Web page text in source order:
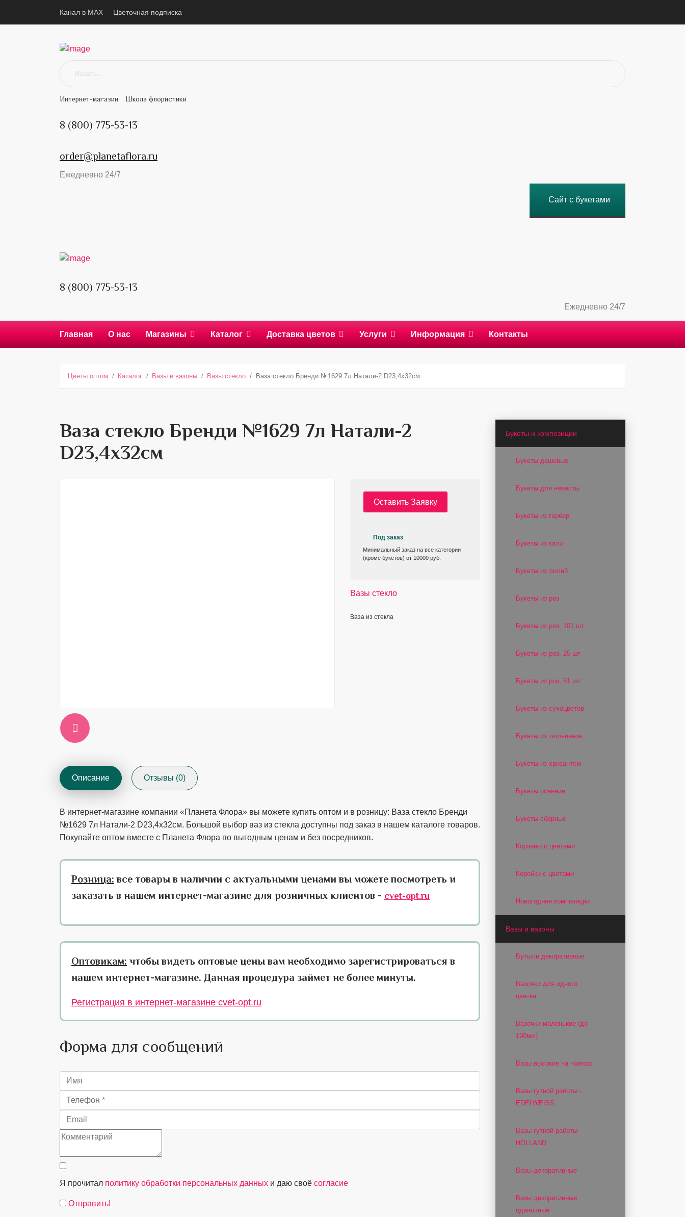
Канал в MAX Цветочная подписка
Интернет-магазин Школа флористики
8 (800) 775-53-13
order@planetaflora.ru
Ежедневно 24/7
Сайт с букетами
8 (800) 775-53-13
Ежедневно 24/7
Главная О нас Магазины Каталог Доставка цветов Услуги Информация Контакты
Цветы оптом Каталог Вазы и вазоны Вазы стекло Ваза стекло Бренди №1629 7л Натали-2 D23,4x32см
Ваза стекло Бренди №1629 7л Натали-2
D23,4x32см
Оставить Заявку
Под заказ
Минимальный заказ на все категории
(кроме букетов) от 10000 руб.
Вазы стекло
Ваза из стекла
Описание Отзывы (0)
В интернет-магазине компании «Планета Флора» вы можете купить оптом и в розницу: Ваза стекло Бренди
№1629 7л Натали-2 D23,4x32см. Большой выбор ваз из стекла доступны под заказ в нашем каталоге товаров.
Покупайте оптом вместе с Планета Флора по выгодным ценам и без посредников.
Розница: все товары в наличии с актуальными ценами вы можете посмотреть и
заказать в нашем интернет-магазине для розничных клиентов - cvet-opt.ru
Оптовикам: чтобы видеть оптовые цены вам необходимо зарегистрироваться в
нашем интернет-магазине. Данная процедура займет не более минуты.
Регистрация в интернет-магазине cvet-opt.ru
Форма для сообщений
Я прочитал политику обработки персональных данных и даю своё согласие
Отправить!
Букеты и композиции
Букеты дешевые
Букеты для невесты
Букеты из гербер
Букеты из калл
Букеты из лилий
Букеты из роз
Букеты из роз, 101 шт
Букеты из роз, 25 шт
Букеты из роз, 51 шт
Букеты из сухоцветов
Букеты из тюльпанов
Букеты из хризантем
Букеты осенние
Букеты сборные
Корзины с цветами
Коробки с цветами
Новогодние композиции
Вазы и вазоны
Бутыли декоративные
Вазочки для одного
цветка
Вазочки маленькие (до
190мм)
Вазы высокие на ножках
Вазы гутной работы -
EDELWEISS
Вазы гутной работы
HOLLAND
Вазы декоративные
Вазы декоративные
одиночные